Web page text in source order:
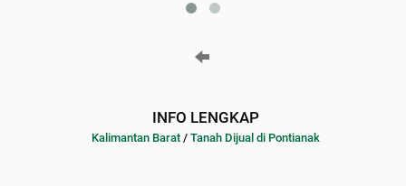
INFO LENGKAP
Kalimantan Barat / Tanah Dijual di Pontianak